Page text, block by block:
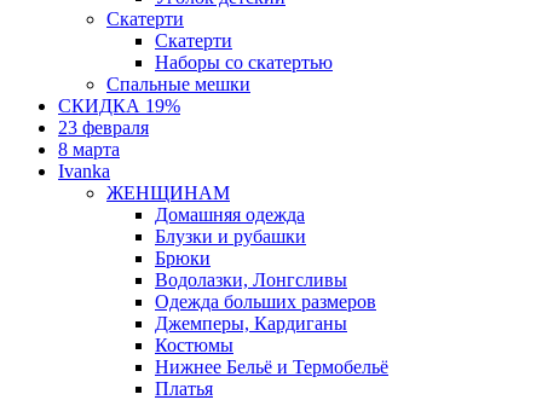
Скатерти
Скатерти
Наборы со скатертью
Спальные мешки
СКИДКА 19%
23 февраля
8 марта
Ivanka
ЖЕНЩИНАМ
Домашняя одежда
Блузки и рубашки
Брюки
Водолазки, Лонгсливы
Одежда больших размеров
Джемперы, Кардиганы
Костюмы
Нижнее Бельё и Термобельё
Платья